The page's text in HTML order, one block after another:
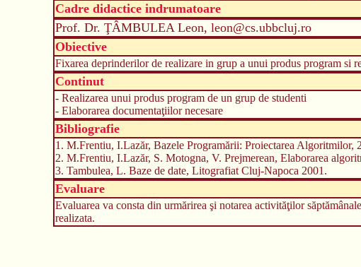
Cadre didactice indrumatoare
Prof. Dr. ŢÂMBULEA Leon, leon@cs.ubbcluj.ro
Obiective
Fixarea deprinderilor de realizare in grup a unui produs program si
Continut
- Realizarea unui produs program de un grup de studenti
- Elaborarea documentaţiilor necesare
Bibliografie
1. M.Frentiu, I.Lazăr, Bazele Programării: Proiectarea
2. M.Frentiu, I.Lazăr, S. Motogna, V. Prejmerean, Elaborarea
3. Tambulea, L. Baze de date, Litografiat Cluj-Napoca 2001.
Evaluare
Evaluarea va consta din urmărirea şi notarea activităţilor
realizata.